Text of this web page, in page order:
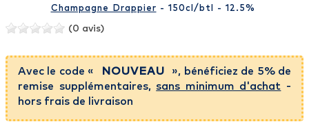
Champagne Drappier - 150cl /btl - 12.5%
(0 avis)
Avec le code « NOUVEAU
», bénéficiez de 5% de
remise supplémentaires,sans minimum d'achat -
hors frais de livraison